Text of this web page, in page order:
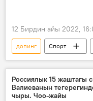
12 Бирдин айы 2022,
допинг Спорт
олимпиада
Пекин Олимпиадасы
Россиялык 15 жаштагы
Валиеванын
чыры. Чоо-жайы